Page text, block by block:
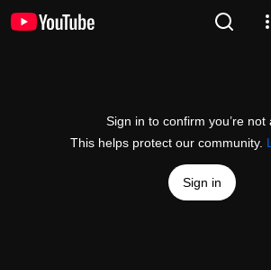
Sign in to confirm you’re not
This helps protect our community.
Sign in